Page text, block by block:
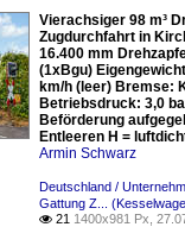
Vierachsiger 98 m³
Zugdurchfahrt in
16.400 mm
(1xBgu)
km/h (leer) Bremse:
Betriebsdruck: 3,0
Beförderung
Entleeren H =
Armin Schwarz
Deutschland /
Gattung Z...
 21 1400x981 Px,